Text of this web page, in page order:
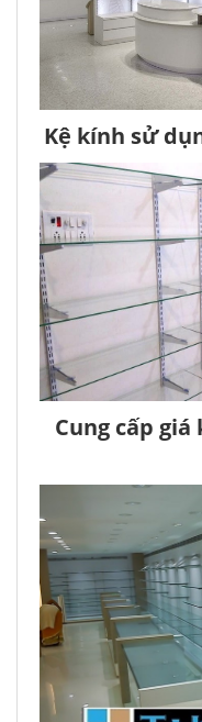
Kệ kính sử
Cung cấp